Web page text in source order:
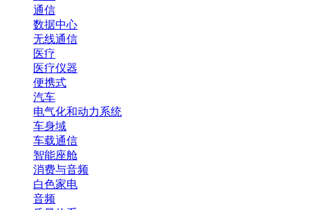
通信
数据中心
无线通信
医疗
医疗仪器
便携式
汽车
电气化和动力系统
车身域
车载通信
智能座舱
消费与音频
白色家电
音频